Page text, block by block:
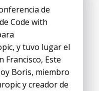
de
Code with
y tuvo lugar el
Francisco, Este
Boris, miembro
y creador de